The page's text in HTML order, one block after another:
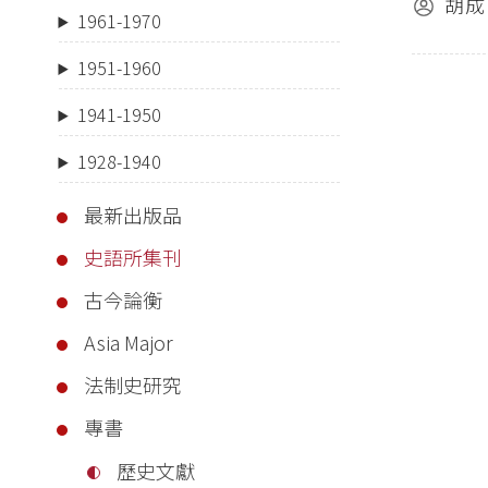
1961-1970
1951-1960
1941-1950
1928-1940
最新出版品
史語所集刊
古今論衡
Asia Major
法制史研究
專書
歷史文獻